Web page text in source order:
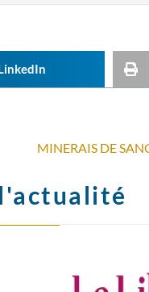
MINERAIS DE